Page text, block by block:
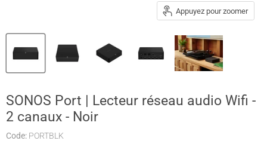
Appuyez pour zoomer
SONOS Port | Lecteur réseau audio Wifi -
2 canaux - Noir
Code: PORTBLK